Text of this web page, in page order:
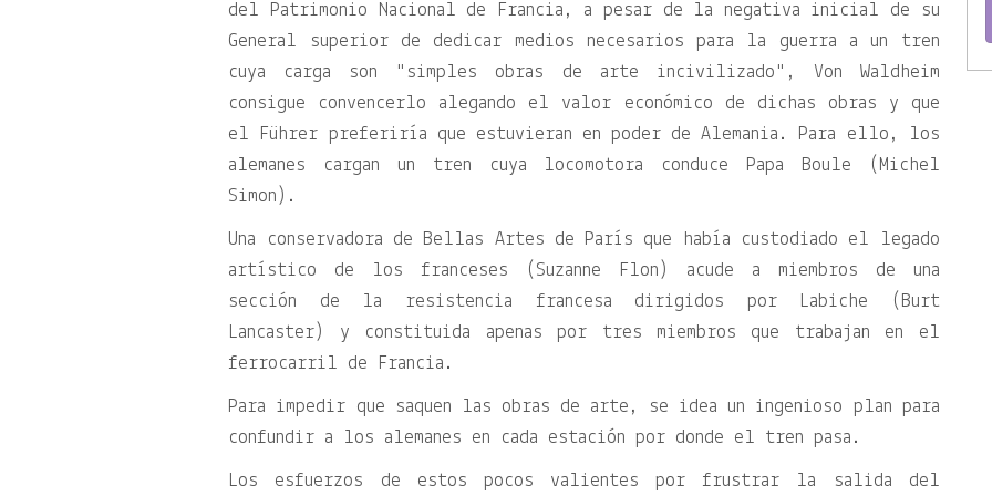
del Patrimonio Nacional de Francia, a pesar de la negativa inicial de su
General superior de dedicar medios necesarios para la guerra a un tren
cuya carga son
simples obras de arte incivilizado
, Von Waldheim
consigue convencerlo alegando el valor económico de dichas obras y que
el Führer preferiría que estuvieran en poder de Alemania. Para ello, los
alemanes cargan un tren cuya locomotora conduce Papa Boule (Michel
Simon).
Una conservadora de Bellas Artes de París que había custodiado el legado
artístico de los franceses (Suzanne Flon) acude a miembros de una
sección de la resistencia francesa dirigidos por Labiche (Burt
Lancaster) y constituida apenas por tres miembros que trabajan en el
ferrocarril de Francia.
Para impedir que saquen las obras de arte, se idea un ingenioso plan para
confundir a los alemanes en cada estación por donde el tren pasa.
Los esfuerzos de estos pocos valientes por frustrar la salida del